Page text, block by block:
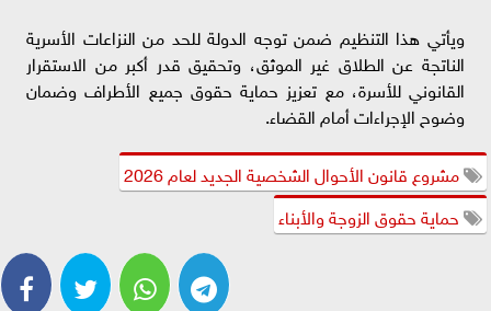
ويأتي هذا التنظيم ضمن توجه الدولة للحد من النزاعات الأسرية
الناتجة عن الطلاق غير الموثق، وتحقيق قدر أكبر من الاستقرار
القانوني للأسرة، مع تعزيز حماية حقوق جميع الأطراف وضمان
وضوح الإجراءات أمام القضاء.
مشروع قانون الأحوال الشخصية الجديد لعام 2026
حماية حقوق الزوجة والأبناء